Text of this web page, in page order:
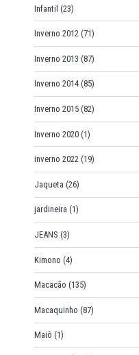
Infantil (23)
Inverno 2012 (71)
Inverno 2013 (87)
Inverno 2014 (85)
Inverno 2015 (82)
Inverno 2020 (1)
inverno 2022 (19)
Jaqueta (26)
jardineira (1)
JEANS (3)
Kimono (4)
Macacão (135)
Macaquinho (87)
Maiô (1)